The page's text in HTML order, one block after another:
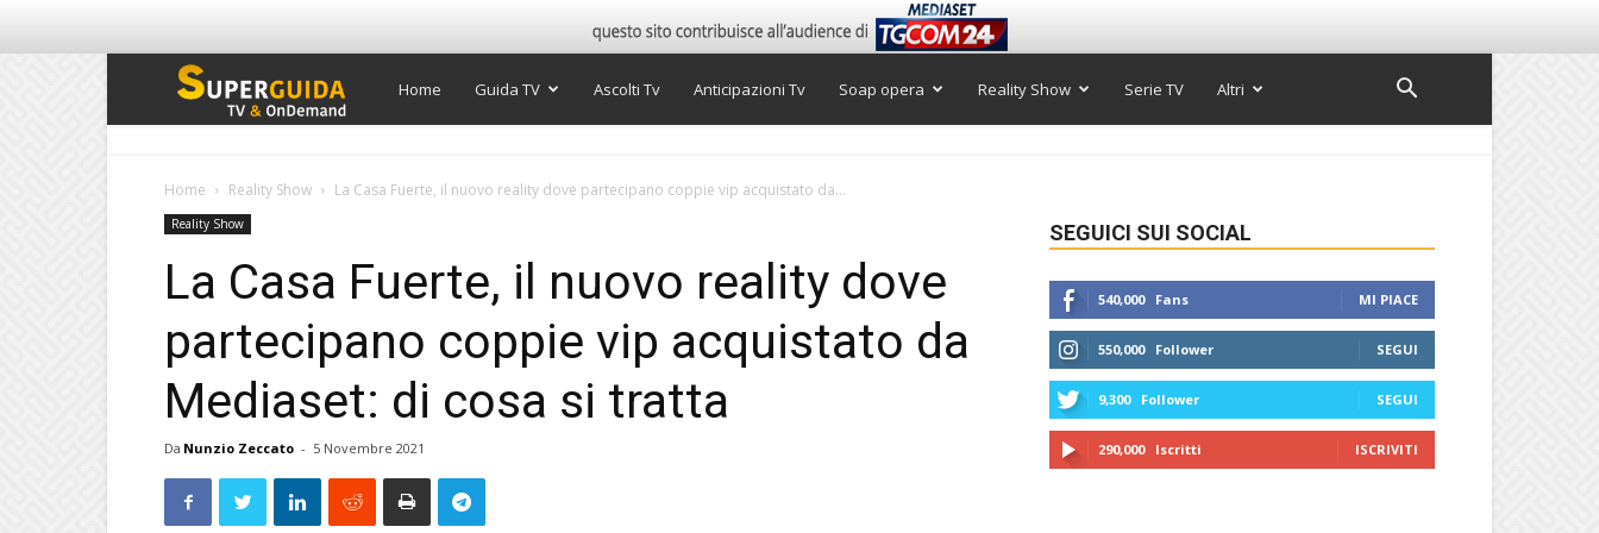
Super
Home Guida TV Ascolti Tv Anticipazioni Tv Soap opera Reality Show Serie TV Altri
Home Reality Show La Casa Fuerte, il nuovo reality dove partecipano coppie vip acquistato da...
Reality Show
La Casa Fuerte, il nuovo reality dove
partecipano coppie vip acquistato da
Mediaset: di cosa si tratta
Da Nunzio Zeccato - 5 Novembre 2021
SEGUICI SUI SOCIAL
540,000 Fans MI PIACE
550,000 Follower SEGUI
9,300 Follower SEGUI
290,000 Iscritti ISCRIVITI